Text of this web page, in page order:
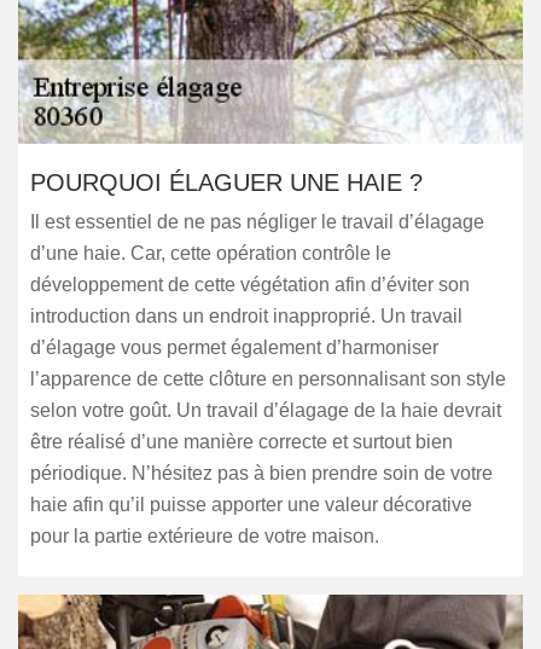
POURQUOI ÉLAGUER UNE HAIE ?
Il est essentiel de ne pas négliger le travail d’élagage
d’une haie. Car, cette opération contrôle le
développement de cette végétation afin d’éviter son
introduction dans un endroit inapproprié. Un travail
d’élagage vous permet également d’harmoniser
l’apparence de cette clôture en personnalisant son style
selon votre goût. Un travail d’élagage de la haie devrait
être réalisé d’une manière correcte et surtout bien
périodique. N’hésitez pas à bien prendre soin de votre
haie afin qu’il puisse apporter une valeur décorative
pour la partie extérieure de votre maison.